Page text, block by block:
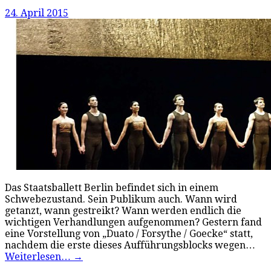
24. April 2015
Das Staatsballett Berlin befindet sich in einem
Schwebezustand. Sein Publikum auch. Wann wird
getanzt, wann gestreikt? Wann werden endlich die
wichtigen Verhandlungen aufgenommen? Gestern fand
eine Vorstellung von „Duato / Forsythe / Goecke“ statt,
nachdem die erste dieses Aufführungsblocks wegen…
Weiterlesen… →